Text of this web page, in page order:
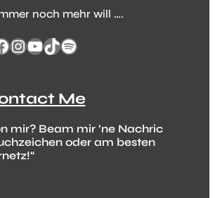
noch mehr will ….
InstagramYouTube TikTok Spotify
Me
mir? Beam mir ’ne Nachric
oder am besten